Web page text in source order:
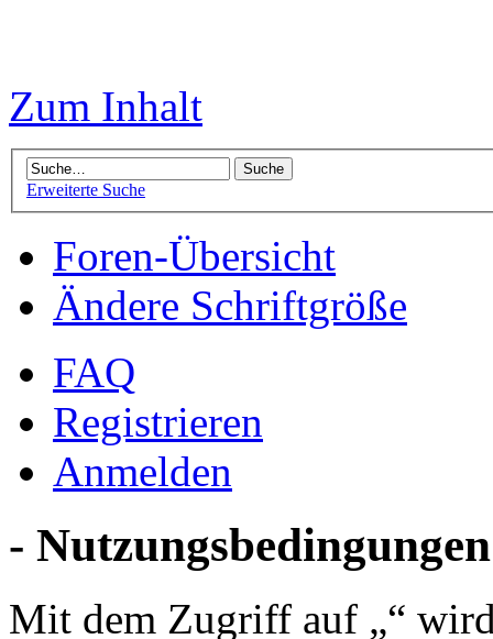
Zum Inhalt
Erweiterte Suche
Foren-Übersicht
Ändere Schriftgröße
FAQ
Registrieren
Anmelden
- Nutzungsbedingungen
Mit dem Zugriff auf „“